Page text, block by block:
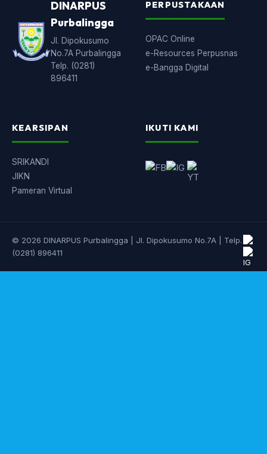
DINARPUS
Purbalingga
Jl. Dipokusumo
No.7A Purbalingga
Telp. (0281)
896411
PERPUSTAKAAN
OPAC Online
e-Resources Perpusnas
e-Bangga Digital
KEARSIPAN
SRIKANDI
JIKN
Pameran Virtual
IKUTI KAMI
© 2026 DINARPUS Purbalingga | Jl. Dipokusumo No.7A | Telp.
(0281) 896411